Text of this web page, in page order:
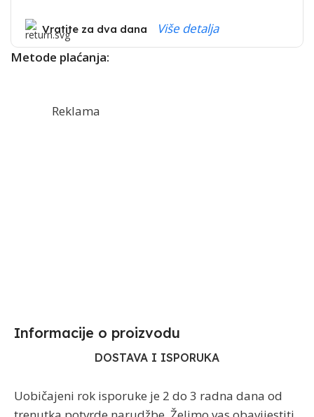
Vratite za dva dana
Više detalja
Metode plaćanja:
Reklama
Informacije o proizvodu​
DOSTAVA I ISPORUKA
Uobičajeni rok isporuke je 2 do 3 radna dana od